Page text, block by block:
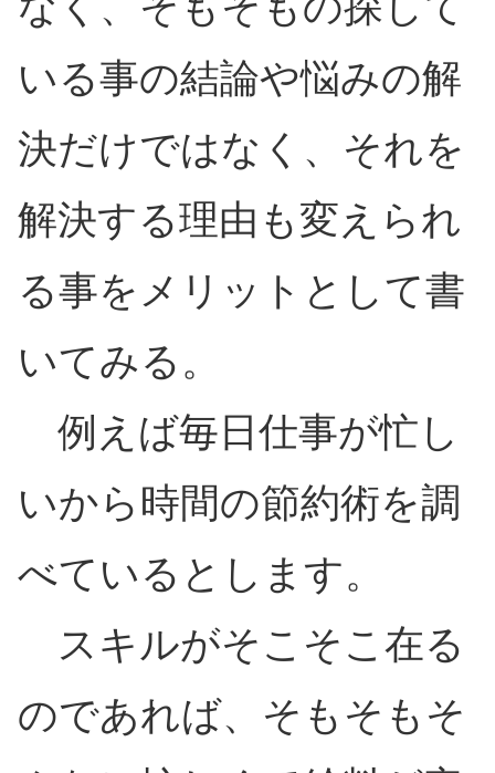
いる事の結論や悩みの解
決だけではなく、それを
解決する理由も変えられ
る事をメリットとして書
いてみる。
例えば毎日仕事が忙し
いから時間の節約術を調
べているとします。
スキルがそこそこ在る
のであれば、そもそもそ